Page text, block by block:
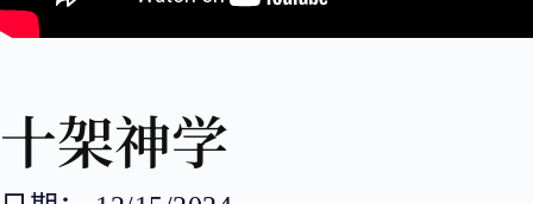
十架神学